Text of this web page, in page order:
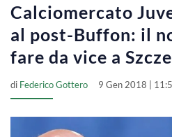
Calciomercato
al post-Buffon: il
fare da vice a
di Federico Gottero 9 Gen 2018 |